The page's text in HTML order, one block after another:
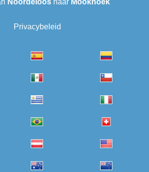
Noordeloos naar Mookhoek
Privacybeleid